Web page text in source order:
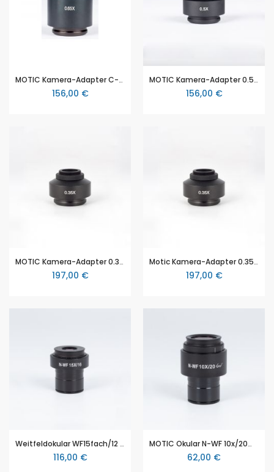
MOTIC Kamera-Adapter C-Mount Kamera Adapter 0.65x für 2/3"
156,00 €
MOTIC Kamera-Adapter 0.5x C-Mount Kamera Adapter für 1/3" und 1/2"
156,00 €
MOTIC Kamera-Adapter 0.35X, C-mount, 1/3" chip (BA410E, BA310)
197,00 €
Motic Kamera-Adapter 0.35X, C-mount, 1/3" chip (RedLine200, BA410E, BA310)
197,00 €
Weitfeldokular WF15fach/12 plan Dioptrenversetzung
116,00 €
MOTIC Okular N-WF 10x/20mm, diopter (1)
62,00 €